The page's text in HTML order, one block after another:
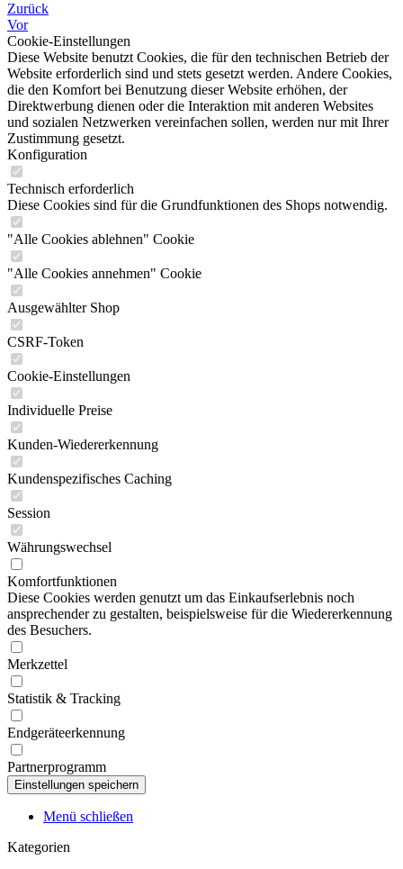
Zurück
Vor
Cookie-Einstellungen
Diese Website benutzt Cookies, die für den technischen Betrieb der
Website erforderlich sind und stets gesetzt werden. Andere Cookies,
die den Komfort bei Benutzung dieser Website erhöhen, der
Direktwerbung dienen oder die Interaktion mit anderen Websites
und sozialen Netzwerken vereinfachen sollen, werden nur mit Ihrer
Zustimmung gesetzt.
Konfiguration
Technisch erforderlich
Diese Cookies sind für die Grundfunktionen des Shops notwendig.
"Alle Cookies ablehnen" Cookie
"Alle Cookies annehmen" Cookie
Ausgewählter Shop
CSRF-Token
Cookie-Einstellungen
Individuelle Preise
Kunden-Wiedererkennung
Kundenspezifisches Caching
Session
Währungswechsel
Komfortfunktionen
Diese Cookies werden genutzt um das Einkaufserlebnis noch
ansprechender zu gestalten, beispielsweise für die Wiedererkennung
des Besuchers.
Merkzettel
Statistik & Tracking
Endgeräteerkennung
Partnerprogramm
Menü schließen
Kategorien